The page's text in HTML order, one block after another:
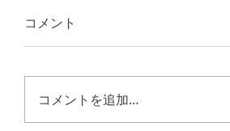
コメント
コメントを追加…